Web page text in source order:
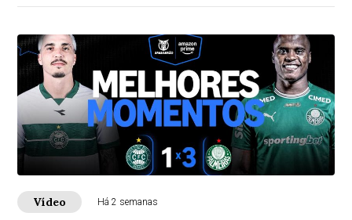
Vídeo Há 2 semanas